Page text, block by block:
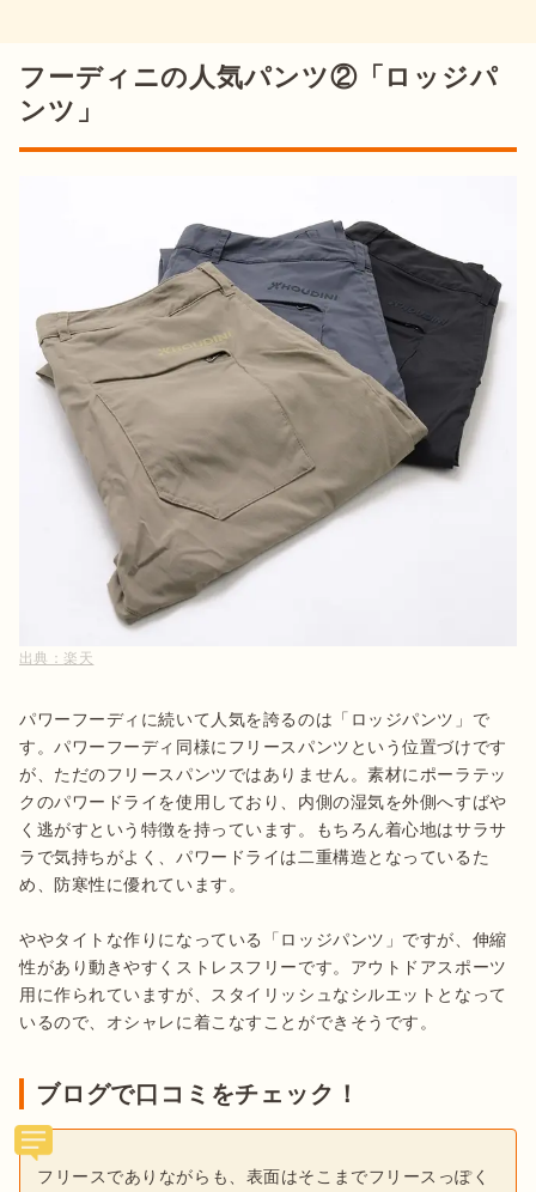
フーディニの人気パンツ②「ロッジパ
ンツ」
出典： 楽天
パワーフーディに続いて人気を誇るのは「ロッジパンツ」で
す。パワーフーディ同様にフリースパンツという位置づけです
が、ただのフリースパンツではありません。素材にポーラテッ
クのパワードライを使用しており、内側の湿気を外側へすばや
く逃がすという特徴を持っています。もちろん着心地はサラサ
ラで気持ちがよく、パワードライは二重構造となっているた
め、防寒性に優れています。
ややタイトな作りになっている「ロッジパンツ」ですが、伸縮
性があり動きやすくストレスフリーです。アウトドアスポーツ
用に作られていますが、スタイリッシュなシルエットとなって
いるので、オシャレに着こなすことができそうです。
ブログで口コミをチェック！
フリースでありながらも、表面はそこまでフリースっぽく